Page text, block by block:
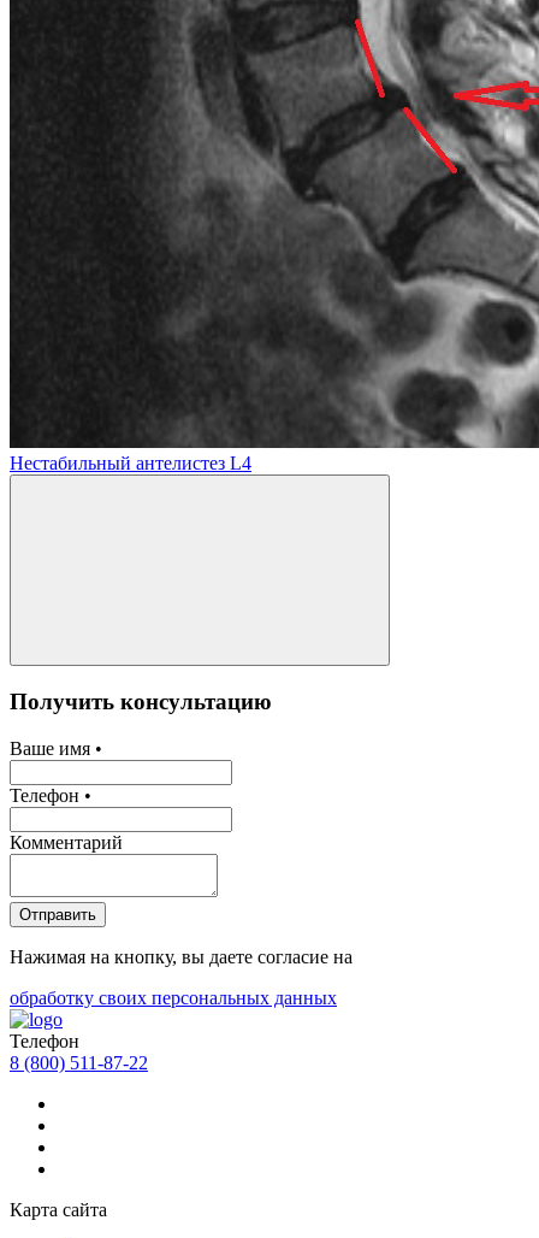
Нестабильный антелистез L4
Получить консультацию
Ваше имя •
Телефон •
Комментарий
Отправить
Нажимая на кнопку, вы даете согласие на
обработку своих персональных данных
Телефон
8 (800) 511-87-22
Карта сайта